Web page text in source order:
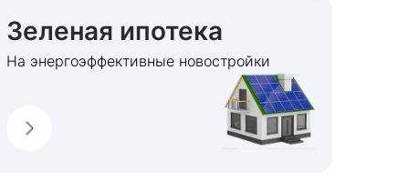
Зеленая ипотека
На энергоэффективные новостройки